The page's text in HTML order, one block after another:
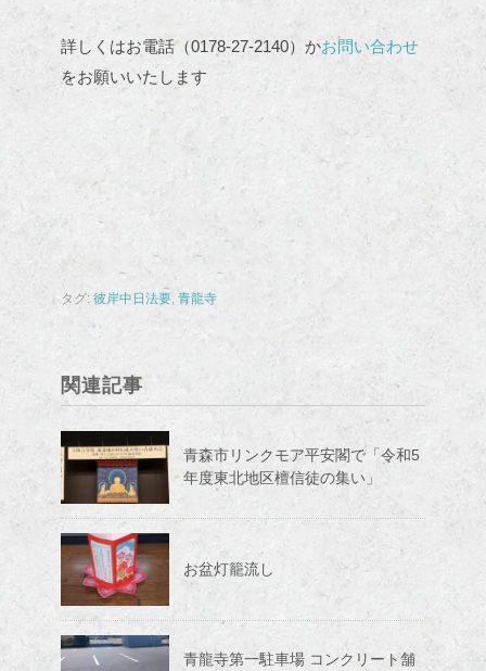
詳しくはお電話（0178-27-2140）かお問い合わせ
をお願いいたします
タグ: 彼岸中日法要, 青龍寺
関連記事
青森市リンクモア平安閣で「令和5
年度東北地区檀信徒の集い」
お盆灯籠流し
青龍寺第一駐車場 コンクリート舗